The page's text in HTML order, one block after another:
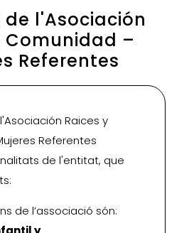
l'Asociación
Comunidad –
Referentes
Raices y
Referentes
de l'entitat, que
de l’associació són: